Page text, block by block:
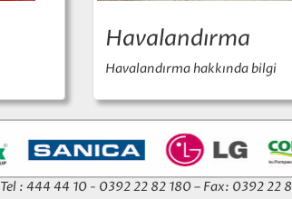
Havalandırma
Havalandırma hakkında bilgi
Tel : 444 44 10 - 0392 22 82 180 – Fax: 0392 22